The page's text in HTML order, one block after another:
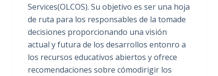
Services(OLCOS). Su objetivo es ser una hoja
de ruta para los responsables de la tomade
decisiones proporcionando una visión
actual y futura de los desarrollos entonro a
los recursos educativos abiertos y ofrece
recomendaciones sobre cómodirigir los